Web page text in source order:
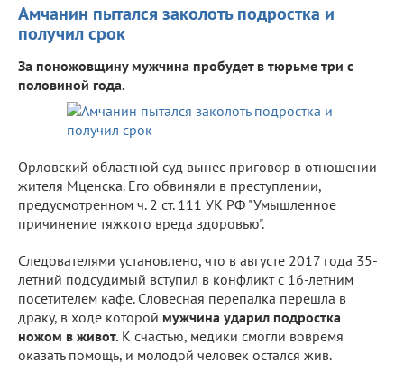
Амчанин пытался заколоть подростка и
получил срок
За поножовщину мужчина пробудет в тюрьме три с
половиной года.
Орловский областной суд вынес приговор в отношении
жителя Мценска. Его обвиняли в преступлении,
предусмотренном ч. 2 ст. 111 УК РФ "Умышленное
причинение тяжкого вреда здоровью".
Следователями установлено, что в августе 2017 года 35-
летний подсудимый вступил в конфликт с 16-летним
посетителем кафе. Словесная перепалка перешла в
драку, в ходе которой мужчина ударил подростка
ножом в живот. К счастью, медики смогли вовремя
оказать помощь, и молодой человек остался жив.